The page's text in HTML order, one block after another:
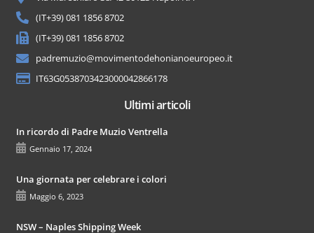
(IT+39) 081 1856 8702
(IT+39) 081 1856 8702
padremuzio@movimentodehonianoeuropeo.it
IT63G0538703423000042866178
Ultimi articoli
In ricordo di Padre Muzio Ventrella
Gennaio 17, 2024
Una giornata per celebrare i colori
Maggio 6, 2023
NSW – Naples Shipping Week